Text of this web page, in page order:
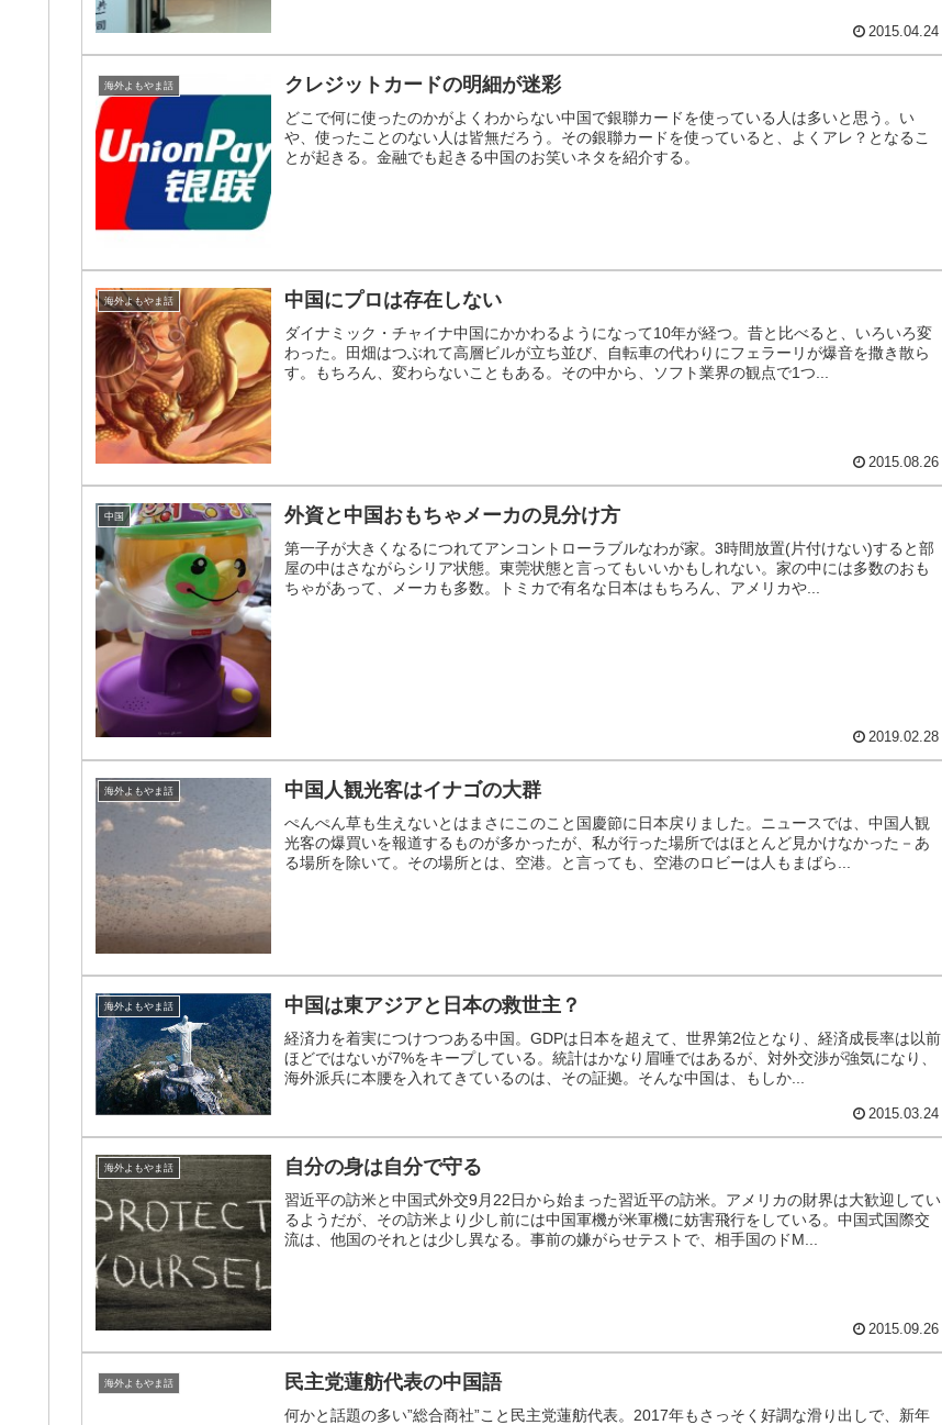
2015.04.24
海外よもやま話 クレジットカードの明細が迷彩
どこで何に使ったのかがよくわからない中国で銀聯カードを使っている人は多いと思う。い
や、使ったことのない人は皆無だろう。その銀聯カードを使っていると、よくアレ？となるこ
とが起きる。金融でも起きる中国のお笑いネタを紹介する。
海外よもやま話 中国にプロは存在しない
ダイナミック・チャイナ中国にかかわるようになって10年が経つ。昔と比べると、いろいろ変
わった。田畑はつぶれて高層ビルが立ち並び、自転車の代わりにフェラーリが爆音を撒き散ら
す。もちろん、変わらないこともある。その中から、ソフト業界の観点で1つ...
2015.08.26
中国 外資と中国おもちゃメーカの見分け方
第一子が大きくなるにつれてアンコントローラブルなわが家。3時間放置(片付けない)すると部
屋の中はさながらシリア状態。東莞状態と言ってもいいかもしれない。家の中には多数のおも
ちゃがあって、メーカも多数。トミカで有名な日本はもちろん、アメリカや...
2019.02.28
海外よもやま話 中国人観光客はイナゴの大群
ぺんぺん草も生えないとはまさにこのこと国慶節に日本戻りました。ニュースでは、中国人観
光客の爆買いを報道するものが多かったが、私が行った場所ではほとんど見かけなかった－あ
る場所を除いて。その場所とは、空港。と言っても、空港のロビーは人もまばら...
海外よもやま話 中国は東アジアと日本の救世主？
経済力を着実につけつつある中国。GDPは日本を超えて、世界第2位となり、経済成長率は以前
ほどではないが7%をキープしている。統計はかなり眉唾ではあるが、対外交渉が強気になり、
海外派兵に本腰を入れてきているのは、その証拠。そんな中国は、もしか...
2015.03.24
海外よもやま話 自分の身は自分で守る
習近平の訪米と中国式外交9月22日から始まった習近平の訪米。アメリカの財界は大歓迎してい
るようだが、その訪米より少し前には中国軍機が米軍機に妨害飛行をしている。中国式国際交
流は、他国のそれとは少し異なる。事前の嫌がらせテストで、相手国のドM...
2015.09.26
海外よもやま話 民主党蓮舫代表の中国語
何かと話題の多い”総合商社”こと民主党蓮舫代表。2017年もさっそく好調な滑り出しで、新年